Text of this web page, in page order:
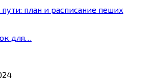
пути: план и расписание пеших
для…